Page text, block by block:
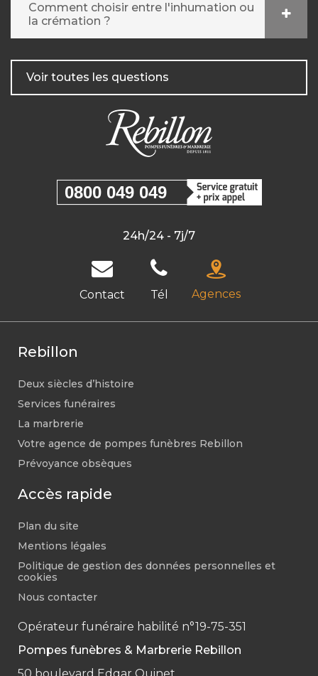
Comment choisir entre l'inhumation ou
la crémation ?
Voir toutes les questions
0800 049 049
24h/24 - 7j/7
Contact Tél Agences
Rebillon
Deux siècles d’histoire
Services funéraires
La marbrerie
Votre agence de pompes funèbres Rebillon
Prévoyance obsèques
Accès rapide
Plan du site
Mentions légales
Politique de gestion des données personnelles et
cookies
Nous contacter
Opérateur funéraire habilité n°19-75-351
Pompes funèbres & Marbrerie Rebillon